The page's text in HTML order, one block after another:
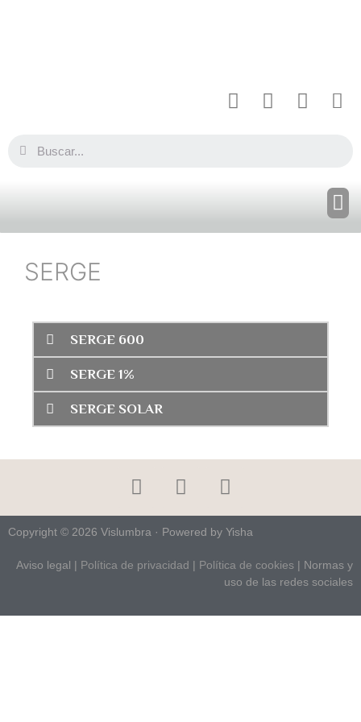
SERGE
SERGE 600
SERGE 1%
SERGE SOLAR
Copyright © 2026 Vislumbra · Powered by Yisha
Aviso legal | Política de privacidad | Política de cookies | Normas y
uso de las redes sociales